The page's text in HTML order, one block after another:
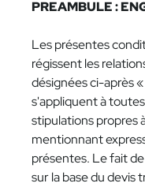
PREAMBULE :
Les présentes
régissent les
désignées ci-après
s'appliquent à
stipulations propres
mentionnant
présentes. Le fait
sur la base du devis